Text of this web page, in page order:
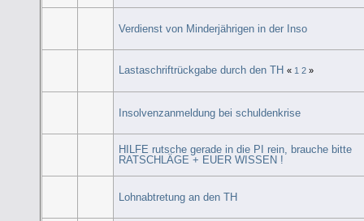
Verdienst von Minderjährigen in der Inso
Lastaschriftrückgabe durch den TH « 1 2 »
Insolvenzanmeldung bei schuldenkrise
HILFE rutsche gerade in die PI rein, brauche bitte
RATSCHLÄGE + EUER WISSEN !
Lohnabtretung an den TH